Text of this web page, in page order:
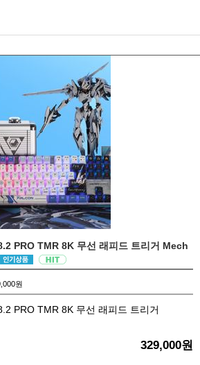
PRO TMR 8K 무선 래피드 트리거 Mech
원
PRO TMR 8K 무선 래피드 트리거
329,000원